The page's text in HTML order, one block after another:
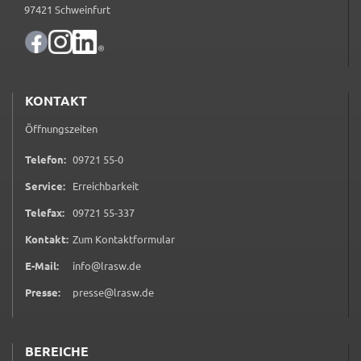
97421 Schweinfurt
KONTAKT
Öffnungszeiten
Telefon: 09721 55-00 9 7 2 1 5 5 0
Service: Erreichbarkeit
Telefax: 09721 55-3370 9 7 2 1 5 5 3 3 7
Kontakt: Zum Kontaktformular(öffnet in neuem Tab)
E-Mail:
info@lrasw.de
Presse:
presse@lrasw.de
BEREICHE
Zweck:
Cookie Laufzeit:
Landratsamt Schweinfurt
Zweck:
Anonyme Klickzählung
Cookie Laufzeit: